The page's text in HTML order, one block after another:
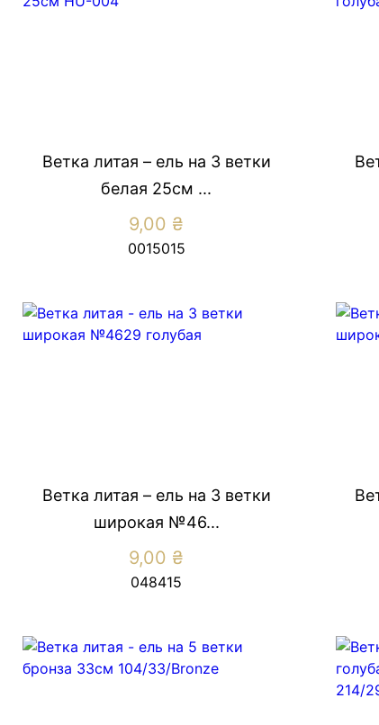
Ветка литая – ель на 3 ветки
белая 25см ...
9,00 ₴
0015015
Ветка литая – ель на 3 ветки
широкая №46...
9,00 ₴
048415